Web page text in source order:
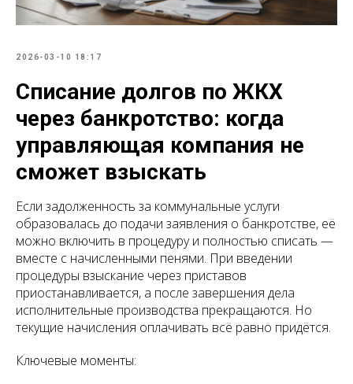
2026-03-10 18:17
Списание долгов по ЖКХ
через банкротство: когда
управляющая компания не
сможет взыскать
Если задолженность за коммунальные услуги
образовалась до подачи заявления о банкротстве, её
можно включить в процедуру и полностью списать —
вместе с начисленными пенями. При введении
процедуры взыскание через приставов
приостанавливается, а после завершения дела
исполнительные производства прекращаются. Но
текущие начисления оплачивать всё равно придётся.
Ключевые моменты: